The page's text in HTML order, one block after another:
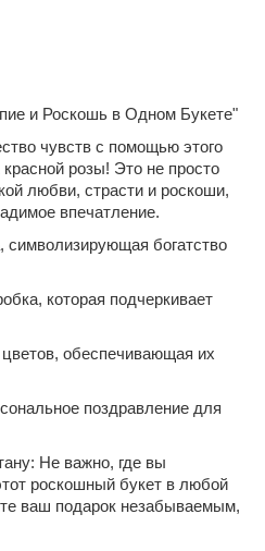
и Роскошь в Одном Букете"
чувств с помощью этого
розы! Это не просто
любви, страсти и роскоши,
впечатление.
символизирующая богатство
которая подчеркивает
обеспечивающая их
поздравление для
Не важно, где вы
роскошный букет в любой
ваш подарок незабываемым,